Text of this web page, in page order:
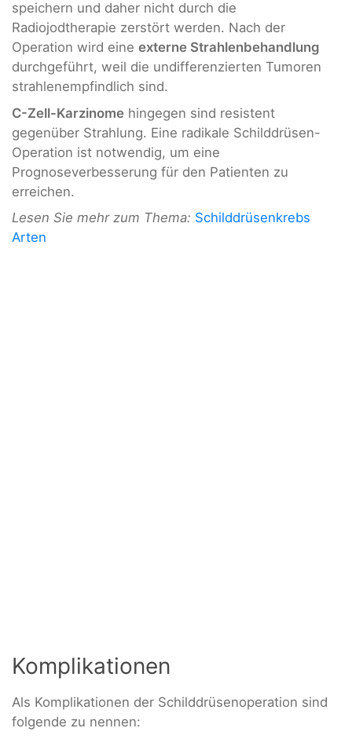
speichern und daher nicht durch die
Radiojodtherapie zerstört werden. Nach der
Operation wird eine externe Strahlenbehandlung
durchgeführt, weil die undifferenzierten Tumoren
strahlenempfindlich sind.
C-Zell-Karzinome hingegen sind resistent
gegenüber Strahlung. Eine radikale Schilddrüsen-
Operation ist notwendig, um eine
Prognoseverbesserung für den Patienten zu
erreichen.
Lesen Sie mehr zum Thema: Schilddrüsenkrebs
Arten
Komplikationen
Als Komplikationen der Schilddrüsenoperation sind
folgende zu nennen: